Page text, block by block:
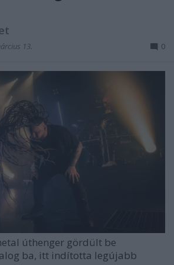
13. 0
úthenger gördült be
ba, itt indította legújabb